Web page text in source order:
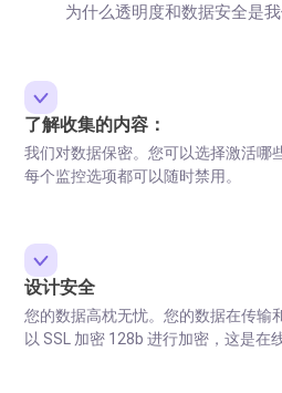
为什么透明度和数据安全是我
了解收集的内容：
我们对数据保密。您可以选择激活哪
每个监控选项都可以随时禁用。
设计安全
您的数据高枕无忧。您的数据在传输
以 SSL 加密 128b 进行加密，这是在